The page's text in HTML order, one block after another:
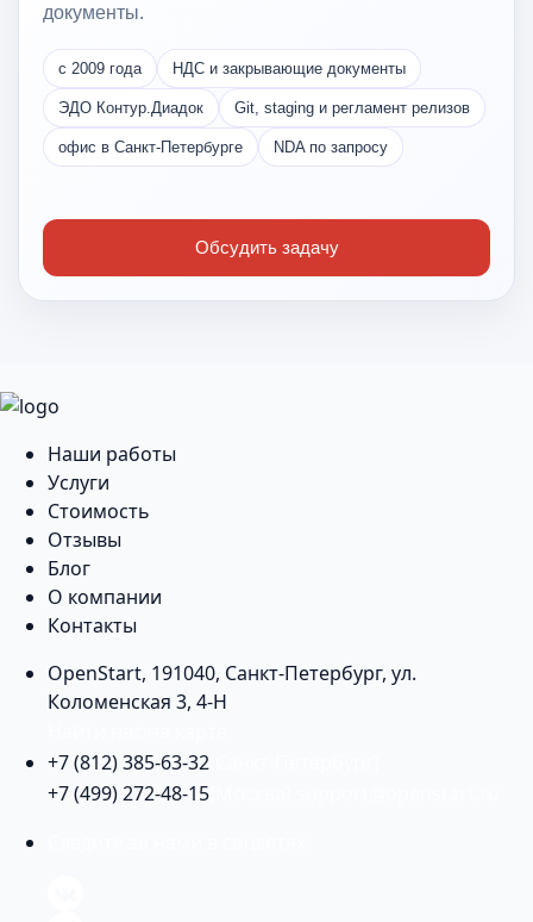
документы.
с 2009 года НДС и закрывающие документы
ЭДО Контур.Диадок Git, staging и регламент релизов
офис в Санкт-Петербурге NDA по запросу
Обсудить задачу
Наши работы
Услуги
Стоимость
Отзывы
Блог
О компании
Контакты
OpenStart, 191040, Санкт-Петербург, ул.
Коломенская 3, 4-Н
+7 (812) 385-63-32
+7 (499) 272-48-15